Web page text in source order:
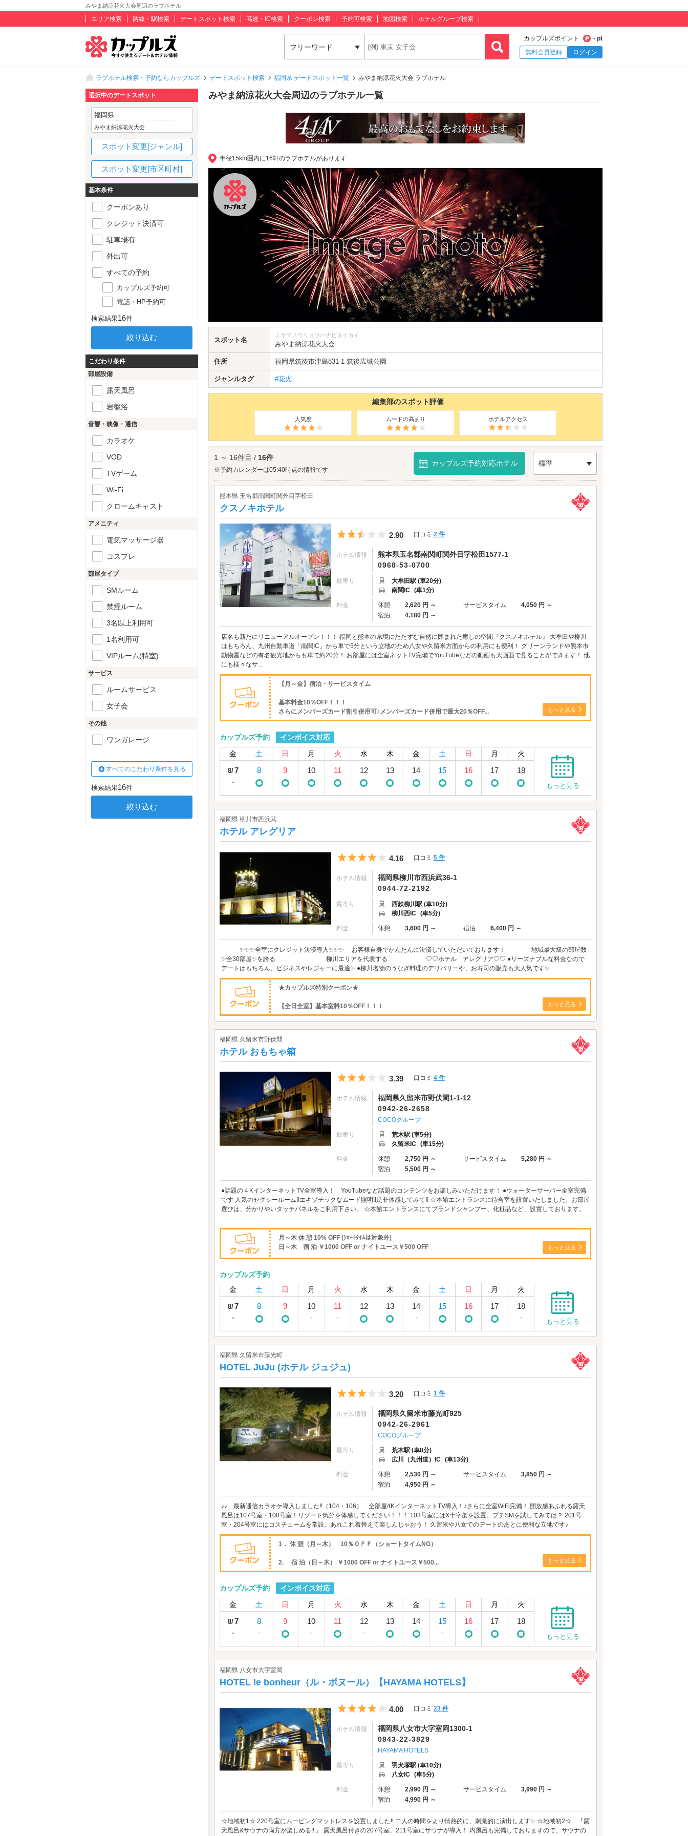
みやま納涼花火大会周辺のラブホテル
エリア検索 路線・駅検索 デートスポット検索 高速・IC検索 クーポン検索 予約可検索 地図検索 ホテルグループ検索
フリーワード
カップルズポイント
- pt
無料会員登録
ログイン
ラブホテル検索・予約ならカップルズ デートスポット検索 福岡県 デートスポット一覧 みやま納涼花火大会 ラブホテル
みやま納涼花火大会周辺のラブホテル一覧
半径15km圏内に16軒のラブホテルがあります
スポット名
ミヤマノウリョウハナビタイカイ
みやま納涼花火大会
住所 福岡県筑後市津島831-1 筑後広域公園
ジャンルタグ #花火
編集部のスポット評価
人気度 ムードの高まり ホテルアクセス
1 ～ 16件目 / 16件
※予約カレンダーは05:40時点の情報です
カップルズ予約対応ホテル 標準
熊本県 玉名郡南関町関外目字松田
クスノキホテル
5つ星のうち2.5
2.90 口コミ 2 件
ホテル情報
熊本県玉名郡南関町関外目字松田1577-1
0968-53-0700
最寄り
大牟田駅 (車20分)
南関IC (車1分)
料金 休憩 2,620 円 ～ サービスタイム
4,050 円 ～
宿泊
4,180 円 ～
店名も新たにリニューアルオープン！！！ 福岡と熊本の県境にたたずむ自然に囲まれた癒しの空間『クスノキホテル』 大牟田や柳川
はもちろん、九州自動車道「南関IC」から車で5分という立地のため八女や久留米方面からの利用にも便利！ グリーンランドや熊本市
動物園などの有名観光地からも車で約20分！ お部屋には全室ネットTV完備でYouTubeなどの動画も大画面で見ることができます！ 他
にも様々なサ...
【月～金】宿泊・サービスタイム
基本料金10％OFF！！！
さらにメンバーズカード割引併用可♪メンバーズカード併用で最大20％OFF...
もっと見る
カップルズ予約
インボイス対応
金
土 日 月 火 水 木 金 土 日 月 火
8/7
-
8 9 10 11 12 13 14 15 16 17 18
もっと見る
福岡県 柳川市西浜武
ホテル アレグリア
5つ星のうち4
4.16 口コミ 5 件
ホテル情報
福岡県柳川市西浜武36-1
0944-72-2192
最寄り
西鉄柳川駅 (車10分)
柳川西IC (車5分)
料金 休憩 3,600 円 ～ 宿泊 6,400 円 ～
✨✨✨全室にクレジット決済導入✨✨✨ お客様自身でかんたんに決済していただいております！ 地域最大級の部屋数
✨全30部屋✨を誇る 柳川エリアを代表する ♡♡ホテル アレグリア♡♡ ●リーズナブルな料金なので
デートはもちろん、ビジネスやレジャーに最適✨ ●柳川名物のうなぎ料理のデリバリーや、お寿司の販売も大人気です✨...
★カップルズ特別クーポン★
【全日全室】基本室料10％OFF！！！ もっと見る
福岡県 久留米市野伏間
ホテル おもちゃ箱
5つ星のうち3
3.39 口コミ 4 件
ホテル情報
福岡県久留米市野伏間1-1-12
0942-26-2658
COCOグループ
最寄り
荒木駅 (車5分)
久留米IC (車15分)
料金 休憩 2,750 円 ～ サービスタイム
5,280 円 ～
宿泊
5,500 円 ～
●話題の４KインターネットTV全室導入！ YouTubeなど話題のコンテンツをお楽しみいただけます！ ●ウォーターサーバー全室完備
です 人気のセクシールーム!!エキゾチックなムード照明!!是非体感してみて!! ☆本館エントランスに待合室を設置いたしました。お部屋
選びは、分かりやいタッチパネルをご利用下さい。 ☆本館エントランスにてブランドシャンプー、化粧品など、設置しております。
...
月～木 休 憩 10% OFF (ｼｮｰﾄﾀｲﾑは対象外)
日～木 宿 泊 ￥1000 OFF or ナイトユース￥500 OFF
もっと見る
カップルズ予約
金
土 日 月 火 水 木 金 土 日 月 火
8/7
-
8 9
10
-
11
-
12 13
14
-
15 16 17
18
-
もっと見る
福岡県 久留米市藤光町
HOTEL JuJu (ホテル ジュジュ)
5つ星のうち3
3.20 口コミ 1 件
ホテル情報
福岡県久留米市藤光町925
0942-26-2961
COCOグループ
最寄り
荒木駅 (車8分)
広川（九州道）IC (車13分)
料金 休憩 2,530 円 ～ サービスタイム
3,850 円 ～
宿泊
4,950 円 ～
♪♪ 最新通信カラオケ導入しました!!（104・106） 全部屋4KインターネットTV導入！♪さらに全室WiFi完備！ 開放感あふれる露天
風呂は107号室・108号室！リゾート気分を体感してください！！！ 103号室にはX十字架を設置。プチSMを試してみては？ 201号
室・204号室にはコスチュームを常設。あれこれ着替えて楽しんじゃおう！ 久留米や八女でのデートのあとに便利な立地です♪
1． 休 憩（月～木） 10％ＯＦＦ（ショートタイムNG）
2. 宿 泊（日～木） ￥1000 OFF or ナイトユース￥500... もっと見る
カップルズ予約
インボイス対応
金
土 日 月 火 水 木 金 土 日 月 火
8/7
-
8
-
9
10
-
11
12
-
13 14
15
-
16 17 18
もっと見る
福岡県 八女市大字室岡
HOTEL le bonheur（ル・ボヌール）【HAYAMA HOTELS】
5つ星のうち4
4.00 口コミ 23 件
ホテル情報
福岡県八女市大字室岡1300-1
0943-22-3829
HAYAMA HOTELS
最寄り
羽犬塚駅 (車10分)
八女IC (車5分)
料金 休憩 2,990 円 ～ サービスタイム
3,990 円 ～
宿泊
4,990 円 ～
☆地域初1☆ 220号室にムービングマットレスを設置しました‼ 二人の時間をより情熱的に、刺激的に演出します✨ ☆地域初2☆ 『露
天風呂&サウナの両方が楽しめる!! 』 露天風呂付きの207号室、211号室にサウナが導入！ 内風呂も完備しておりますので、サウナの
選択中のデートスポット
福岡県
みやま納涼花火大会
スポット変更[ジャンル]
スポット変更[市区町村]
基本条件
クーポンあり
クレジット決済可
駐車場有
外出可
すべての予約
カップルズ予約可
電話・HP予約可
検索結果16件
こだわり条件
部屋設備
露天風呂
岩盤浴
音響・映像・通信
カラオケ
VOD
TVゲーム
Wi-Fi
クロームキャスト
アメニティ
電気マッサージ器
コスプレ
部屋タイプ
SMルーム
禁煙ルーム
3名以上利用可
1名利用可
VIPルーム(特室)
サービス
ルームサービス
女子会
その他
ワンガレージ
すべてのこだわり条件を見る
検索結果16件